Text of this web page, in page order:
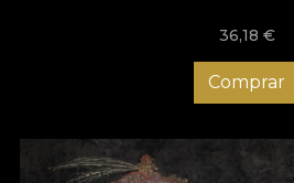
36,18 €
Comprar